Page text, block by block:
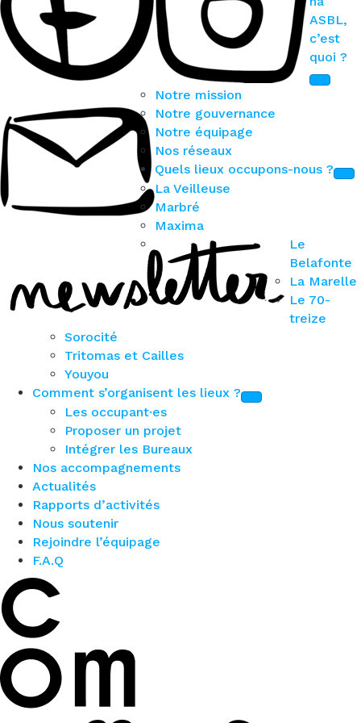
ASBL,
c’est
quoi ?
Notre mission
Notre gouvernance
Notre équipage
Nos réseaux
Quels lieux occupons-nous ?
La Veilleuse
Marbré
Maxima
Le
Belafonte
La Marelle
Le 70-
treize
Sorocité
Tritomas et Cailles
Youyou
Comment s’organisent les lieux ?
Les occupant·es
Proposer un projet
Intégrer les Bureaux
Nos accompagnements
Actualités
Rapports d’activités
Nous soutenir
Rejoindre l’équipage
F.A.Q